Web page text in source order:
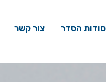
סודות הסדר צור קשר